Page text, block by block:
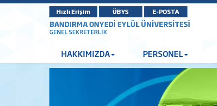
Hızlı Erişim ÜBYS E-POSTA
BANDIRMA ONYEDİ EYLÜL ÜNİVERSİTESİ
GENEL SEKRETERLİK
HAKKIMIZDA PERSONEL